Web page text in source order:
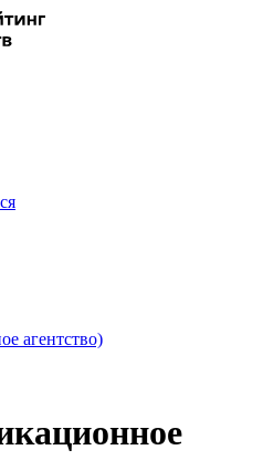
агентство)